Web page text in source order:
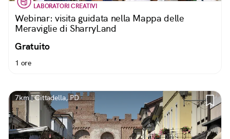
LABORATORI CREATIVI
Webinar: visita guidata nella Mappa delle
Meraviglie di SharryLand
Gratuito
1 ore
7km | Cittadella, PD